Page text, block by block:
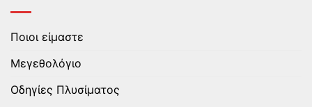
Οι
μπορούν
επιλεγούν
στη
σελίδα
Ποιοι είμαστε
Μεγεθολόγιο
Οδηγίες Πλυσίματος